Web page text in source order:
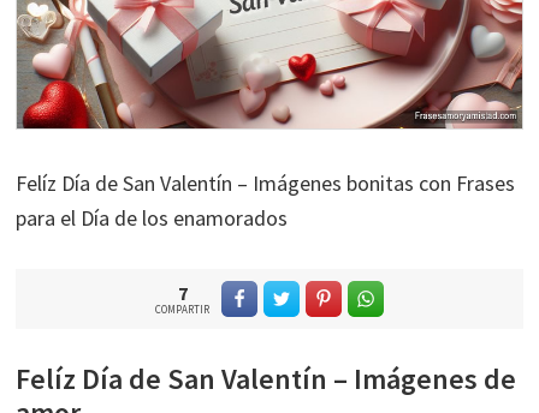
Felíz Día de San Valentín – Imágenes bonitas con Frases
para el Día de los enamorados
7
COMPARTIR
Felíz Día de San Valentín – Imágenes de